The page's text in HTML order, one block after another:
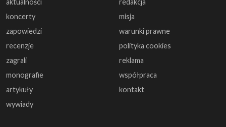
aktualności
koncerty
zapowiedzi
recenzje
zagrali
monografie
artykuły
wywiady
redakcja
misja
warunki prawne
polityka cookies
reklama
współpraca
kontakt